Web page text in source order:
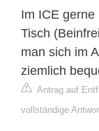
Im ICE
Tisch
man sich im
ziemlich
Antrag auf
vollständige